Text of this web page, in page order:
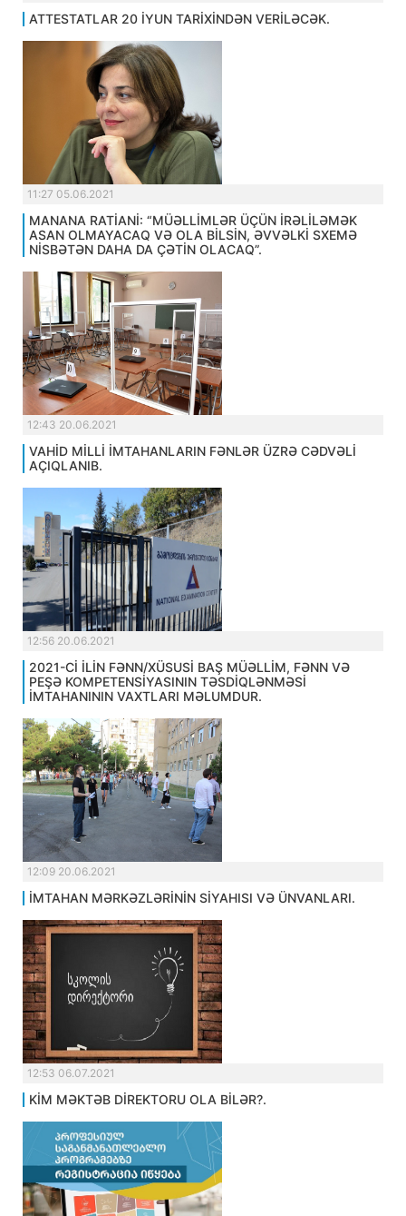
ATTESTATLAR 20 İYUN TARİXİNDƏN VERİLƏCƏK.
11:27 05.06.2021
MANANA RATİANİ: “MÜƏLLİMLƏR ÜÇÜN İRƏLİLƏMƏK
ASAN OLMAYACAQ VƏ OLA BİLSİN, ƏVVƏLKİ SXEMƏ
NİSBƏTƏN DAHA DA ÇƏTİN OLACAQ”.
12:43 20.06.2021
VAHİD MİLLİ İMTAHANLARIN FƏNLƏR ÜZRƏ CƏDVƏLİ
AÇIQLANIB.
12:56 20.06.2021
2021-Cİ İLİN FƏNN/XÜSUSİ BAŞ MÜƏLLİM, FƏNN VƏ
PEŞƏ KOMPETENSİYASININ TƏSDİQLƏNMƏSİ
İMTAHANININ VAXTLARI MƏLUMDUR.
12:09 20.06.2021
İMTAHAN MƏRKƏZLƏRİNİN SİYAHISI VƏ ÜNVANLARI.
12:53 06.07.2021
KİM MƏKTƏB DİREKTORU OLA BİLƏR?.